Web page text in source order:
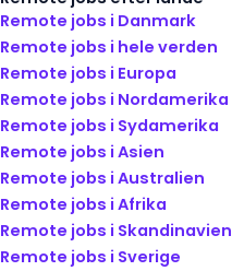
Remote jobs i Danmark
Remote jobs i hele verden
Remote jobs i Europa
Remote jobs i Nordamerika
Remote jobs i Sydamerika
Remote jobs i Asien
Remote jobs i Australien
Remote jobs i Afrika
Remote jobs i Skandinavien
Remote jobs i Sverige